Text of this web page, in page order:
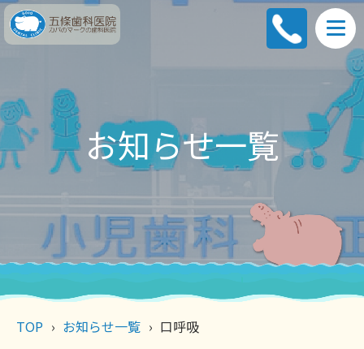
お知らせ一覧
TOP お知らせ一覧 口呼吸